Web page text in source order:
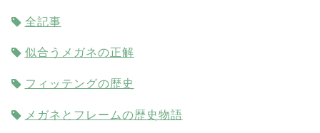
全記事
似合うメガネの正解
フィッテングの歴史
メガネとフレームの歴史物語